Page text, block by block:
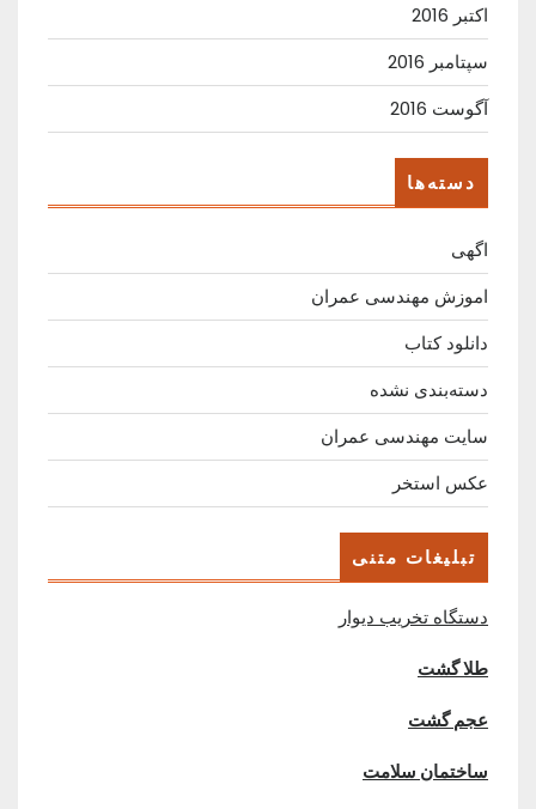
اکتبر 2016
سپتامبر 2016
آگوست 2016
دسته‌ها
اگهی
اموزش مهندسی عمران
دانلود کتاب
دسته‌بندی نشده
سایت مهندسی عمران
عکس استخر
تبلیغات متنی
دستگاه تخریب دیوار
طلا گشت
عجم گشت
ساختمان سلامت